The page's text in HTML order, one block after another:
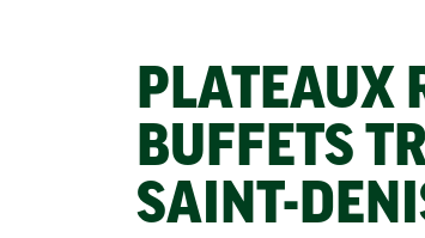
PLATEAUX
BUFFETS
SAINT-